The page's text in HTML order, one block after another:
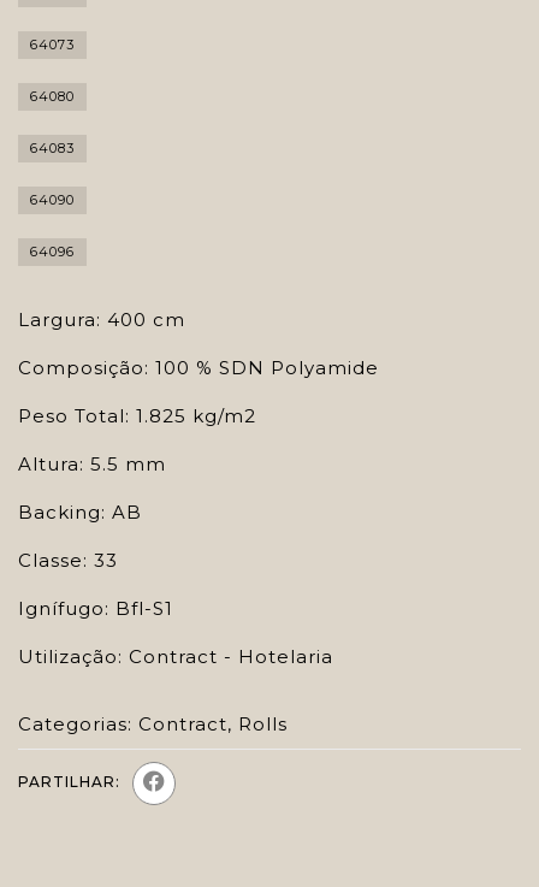
64073
64080
64083
64090
64096
Largura: 400 cm
Composição: 100 % SDN Polyamide
Peso Total: 1.825 kg/m2
Altura: 5.5 mm
Backing: AB
Classe: 33
Ignífugo: Bfl-S1
Utilização: Contract - Hotelaria
Categorias: Contract, Rolls
PARTILHAR: